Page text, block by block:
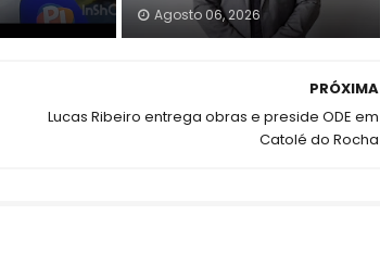
Agosto 06, 2026
PRÓXIMA
Lucas Ribeiro entrega obras e preside ODE em
Catolé do Rocha